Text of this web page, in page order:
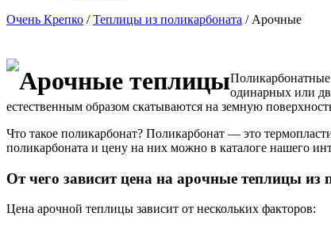
Очень Крепко /Теплицы из поликарбоната / Арочные
Арочные теплицыодинарных или
естественным образом скатываются на земную
Что такое поликарбонат? Поликарбонат — это
поликарбоната и цену на них можно в каталоге нашего
От чего зависит цена на арочные теплицы из
Цена арочной теплицы зависит от нескольких факторов: